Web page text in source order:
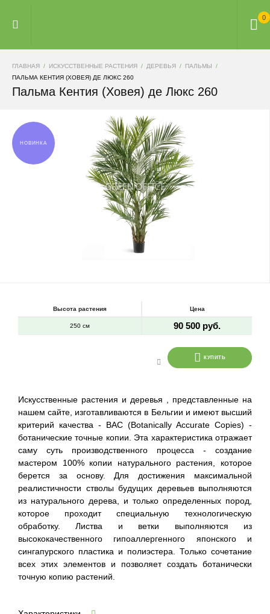
0
ГЛАВНАЯ ИСКУССТВЕННЫЕ РАСТЕНИЯ ДЕРЕВЬЯ
ПАЛЬМЫ
ПАЛЬМА КЕНТИЯ (ХОВЕЯ) ДЕ ЛЮКС 260
Пальма Кентия (Ховея) де Люкс 260
НОВИНКА
Высота растения Цена
250 см 90 500 руб.
КУПИТЬ
Искусственные растения и деревья , представленные на
нашем сайте, изготавливаются в Бельгии и имеют высший
критерий качества - BAC (Botanically Accurate Copies) -
ботанические точные копии. Эта характеристика отражает
саму суть производственного процесса - создание
мастером 100% копии натурального растения, которое
берется за основу. Для достижения максимальной
реалистичности стволы будущих деревьев выполняются
из натурального дерева, и только определенных пород,
которое проходит специальную технологическую
обработку. Листва и ветки выполняются из
высококачественного гипоаллергенного японского и
сингапурского пластика и полиэстера. Только сочетание
всех этих элементов и позволяет создать ботанически
точную копию растений.